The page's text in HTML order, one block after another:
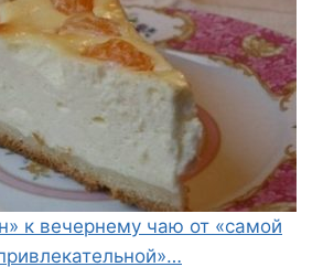
к вечернему чаю от «самой